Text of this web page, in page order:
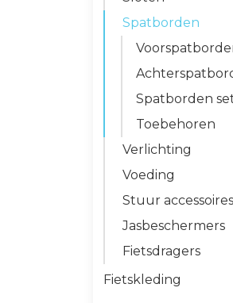
Spatborden
Spatborden
Toebehoren
Verlichting
Voeding
Stuur accessoires
Jasbeschermers
Fietsdragers
Fietskleding